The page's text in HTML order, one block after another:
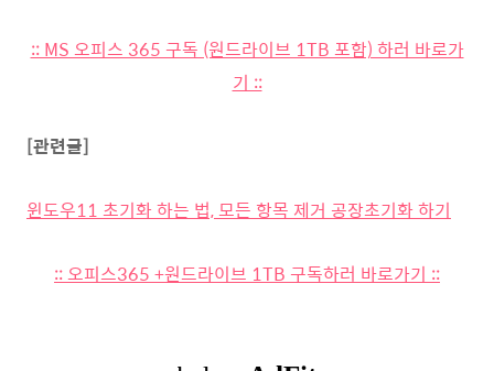
:: MS 오피스 365 구독 (원드라이브 1TB 포함) 하러 바로가
기 ::
[관련글]
윈도우11 초기화 하는 법, 모든 항목 제거 공장초기화 하기
:: 오피스365 +원드라이브 1TB 구독하러 바로가기 ::